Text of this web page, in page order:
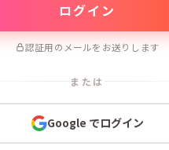
認証用のメールをお送りします
または
Google でログイン